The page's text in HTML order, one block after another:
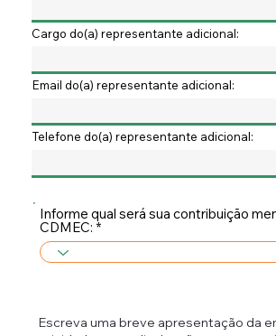
Cargo do(a) representante adicional:
Email do(a) representante adicional:
Telefone do(a) representante adicional:
Informe qual será sua contribuição
CDMEC:
Escreva uma breve apresentação da